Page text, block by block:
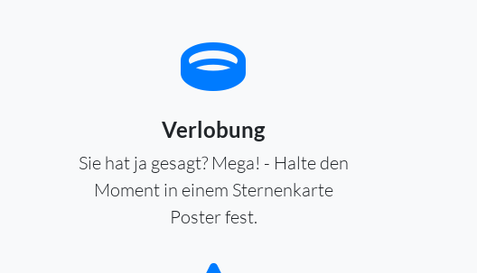
Verlobung
Sie hat ja gesagt? Mega! - Halte den
Moment in einem Sternenkarte
Poster fest.